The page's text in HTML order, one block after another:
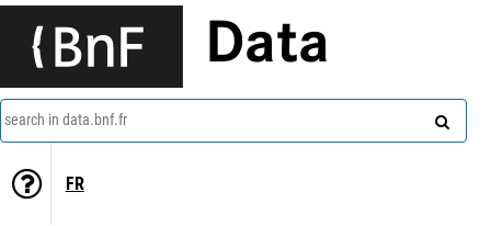
Data
search in data.bnf.fr
FR